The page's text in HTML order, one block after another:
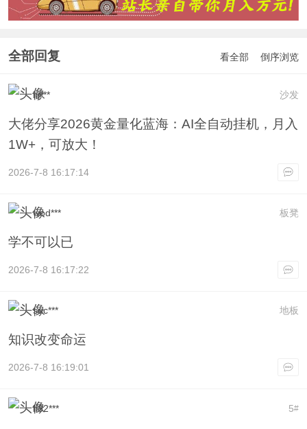
全部回复 看全部 倒序浏览
沙发
itj***
大佬分享2026黄金量化蓝海：AI全自动挂机，月入
1W+，可放大！
2026-7-8 16:17:14
板凳
wod***
学不可以已
2026-7-8 16:17:22
地板
suc***
知识改变命运
2026-7-8 16:19:01
5#
lf32***